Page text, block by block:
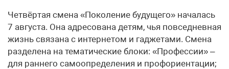
Четвёртая смена «Поколение будущего» началась
7 августа. Она адресована детям, чья повседневная
жизнь связана с интернетом и гаджетами. Смена
разделена на тематические блоки: «Профессии» –
для раннего самоопределения и профориентации;